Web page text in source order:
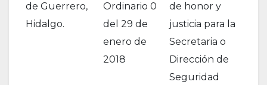
de Guerrero,
Hidalgo.
Ordinario 0
del 29 de
enero de
2018
de honor y
justicia para la
Secretaria o
Dirección de
Seguridad